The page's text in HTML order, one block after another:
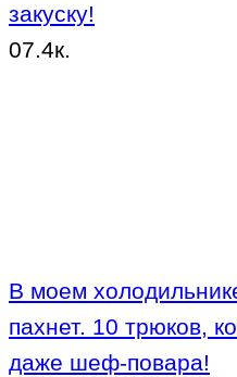
закуску!
07.4к.
В моем
пахнет. 10 трюков,
даже шеф-повара!